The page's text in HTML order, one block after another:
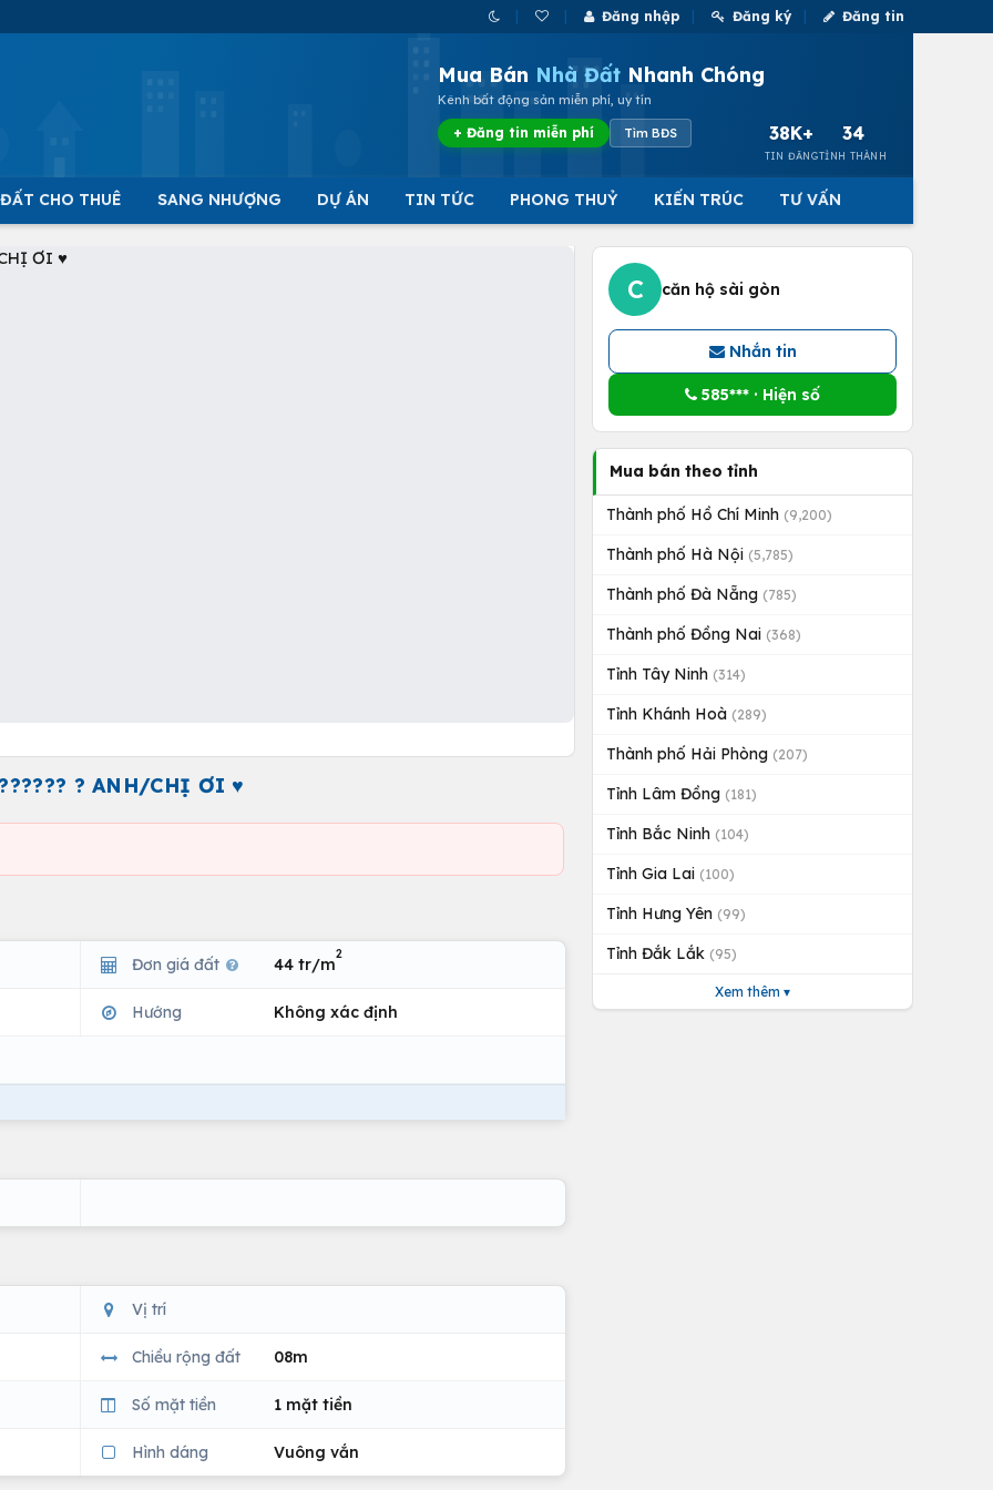
Đăng nhập Đăng ký Đăng tin
Mua Bán Nhà Đất Nhanh Chóng
Kênh bất động sản miễn phí, uy tín
+ Đăng tin miễn phí Tìm BĐS 38K+
TIN ĐĂNG
34
TỈNH THÀNH
CHO THUÊ SANG NHƯỢNG DỰ ÁN TIN TỨC PHONG THUỶ KIẾN TRÚC TƯ VẤN
? ANH/CHỊ ƠI ♥️
Đơn giá đất 44 tr/m
2
Hướng Không xác định
Vị trí
Chiều rộng đất 08m
Số mặt tiền 1 mặt tiền
Hình dáng Vuông vắn
C căn hộ sài gòn
Nhắn tin
585*** · Hiện số
Mua bán theo tỉnh
Thành phố Hồ Chí Minh (9,200)
Thành phố Hà Nội (5,785)
Thành phố Đà Nẵng (785)
Thành phố Đồng Nai (368)
Tỉnh Tây Ninh (314)
Tỉnh Khánh Hoà (289)
Thành phố Hải Phòng (207)
Tỉnh Lâm Đồng (181)
Tỉnh Bắc Ninh (104)
Tỉnh Gia Lai (100)
Tỉnh Hưng Yên (99)
Tỉnh Đắk Lắk (95)
Xem thêm ▾